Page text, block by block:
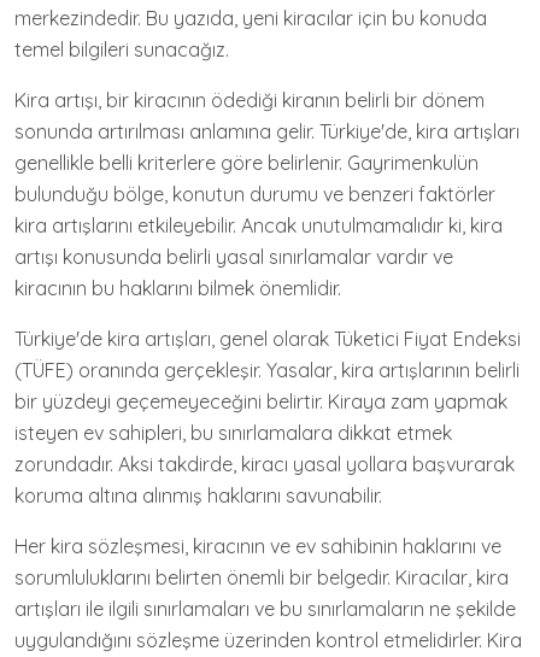
merkezindedir. Bu yazıda, yeni kiracılar için bu konuda
temel bilgileri sunacağız.
Kira artışı, bir kiracının ödediği kiranın belirli bir dönem
sonunda artırılması anlamına gelir. Türkiye'de, kira artışları
genellikle belli kriterlere göre belirlenir. Gayrimenkulün
bulunduğu bölge, konutun durumu ve benzeri faktörler
kira artışlarını etkileyebilir. Ancak unutulmamalıdır ki, kira
artışı konusunda belirli yasal sınırlamalar vardır ve
kiracının bu haklarını bilmek önemlidir.
Türkiye'de kira artışları, genel olarak Tüketici Fiyat Endeksi
(TÜFE) oranında gerçekleşir. Yasalar, kira artışlarının belirli
bir yüzdeyi geçemeyeceğini belirtir. Kiraya zam yapmak
isteyen ev sahipleri, bu sınırlamalara dikkat etmek
zorundadır. Aksi takdirde, kiracı yasal yollara başvurarak
koruma altına alınmış haklarını savunabilir.
Her kira sözleşmesi, kiracının ve ev sahibinin haklarını ve
sorumluluklarını belirten önemli bir belgedir. Kiracılar, kira
artışları ile ilgili sınırlamaları ve bu sınırlamaların ne şekilde
uygulandığını sözleşme üzerinden kontrol etmelidirler. Kira